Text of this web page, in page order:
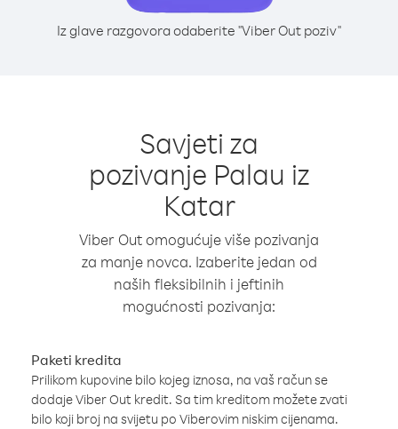
Iz glave razgovora odaberite "Viber Out poziv"
Savjeti za
pozivanje Palau iz
Katar
Viber Out omogućuje više pozivanja
za manje novca. Izaberite jedan od
naših fleksibilnih i jeftinih
mogućnosti pozivanja:
Paketi kredita
Prilikom kupovine bilo kojeg iznosa, na vaš račun se
dodaje Viber Out kredit. Sa tim kreditom možete zvati
bilo koji broj na svijetu po Viberovim niskim cijenama.